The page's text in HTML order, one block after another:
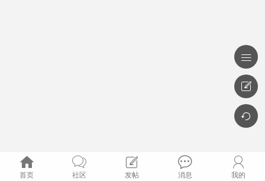

首页

社区

发帖

消息

我的


